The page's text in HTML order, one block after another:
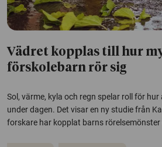
Vädret kopplas till hur
förskolebarn rör sig
Sol, värme, kyla och regn spelar roll för
under dagen. Det visar en ny studie från
forskare har kopplat barns rörelsemönster